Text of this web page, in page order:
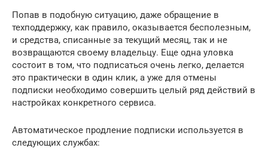
Попав в подобную ситуацию, даже обращение в
техподдержку, как правило, оказывается бесполезным,
и средства, списанные за текущий месяц, так и не
возвращаются своему владельцу. Еще одна уловка
состоит в том, что подписаться очень легко, делается
это практически в один клик, а уже для отмены
подписки необходимо совершить целый ряд действий в
настройках конкретного сервиса.
Автоматическое продление подписки используется в
следующих службах: